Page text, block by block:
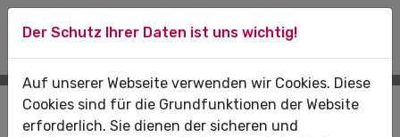
Kontaktformular
Der Schutz Ihrer Daten ist uns wichtig!
Auf unserer Webseite verwenden wir Cookies. Diese
Cookies sind für die Grundfunktionen der Website
erforderlich. Sie dienen der sicheren und